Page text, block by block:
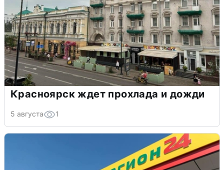
Красноярск ждет прохлада и дожди
5 августа 1